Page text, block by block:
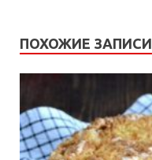
ПОХОЖИЕ ЗАПИСИ